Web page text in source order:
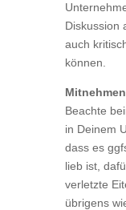
Diskussion
auch
können.
Mitnehmen
Beachte
in Deinem
dass es
lieb ist,
verletzte
übrigens